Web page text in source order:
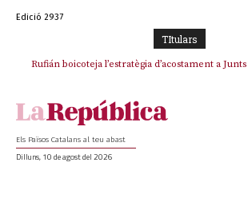
Edició 2937
TItulars
Rufián boicoteja l’estratègia d’acostament a Junts
Rufián dinamita la unitat independentista amb
Els Països Catalans al teu abast
Dilluns, 10 de agost del 2026